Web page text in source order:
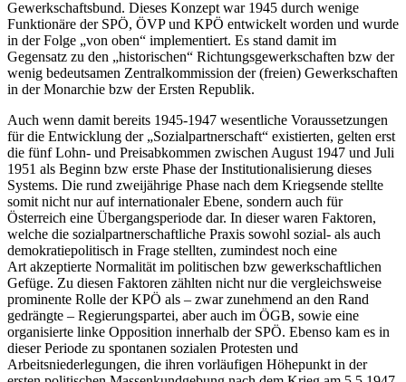
Gewerkschaftsbund. Dieses Konzept war 1945 durch wenige
Funktionäre der SPÖ, ÖVP und KPÖ entwickelt worden und wurde
in der Folge „von oben“ implementiert. Es stand damit im
Gegensatz zu den „historischen“ Richtungsgewerkschaften bzw der
wenig bedeutsamen Zentralkommission der (freien) Gewerkschaften
in der Monarchie bzw der Ersten Republik.
Auch wenn damit bereits 1945-1947 wesentliche Voraussetzungen
für die Entwicklung der „Sozialpartnerschaft“ existierten, gelten erst
die fünf Lohn- und Preisabkommen zwischen August 1947 und Juli
1951 als Beginn bzw erste Phase der Institutionalisierung dieses
Systems. Die rund zweijährige Phase nach dem Kriegsende stellte
somit nicht nur auf internationaler Ebene, sondern auch für
Österreich eine Übergangsperiode dar. In dieser waren Faktoren,
welche die sozialpartnerschaftliche Praxis sowohl sozial- als auch
demokratiepolitisch in Frage stellten, zumindest noch eine
Art akzeptierte Normalität im politischen bzw gewerkschaftlichen
Gefüge. Zu diesen Faktoren zählten nicht nur die vergleichsweise
prominente Rolle der KPÖ als – zwar zunehmend an den Rand
gedrängte – Regierungspartei, aber auch im ÖGB, sowie eine
organisierte linke Opposition innerhalb der SPÖ. Ebenso kam es in
dieser Periode zu spontanen sozialen Protesten und
Arbeitsniederlegungen, die ihren vorläufigen Höhepunkt in der